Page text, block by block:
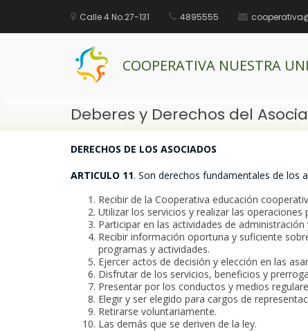
Calle 4 No.27-131 4895555
COOPERATIVA NUESTRA
Deberes y Derechos del
DERECHOS DE LOS ASOCIADOS
ARTICULO 11. Son derechos fundamentales de los
Recibir de la Cooperativa educación
Utilizar los servicios y realizar las
Participar en las actividades de
Recibir información oportuna y suficiente
programas y actividades.
Ejercer actos de decisión y elección en las
Disfrutar de los servicios, beneficios y
Presentar por los conductos y medios
Elegir y ser elegido para cargos de
Retirarse voluntariamente.
Las demás que se deriven de la ley.